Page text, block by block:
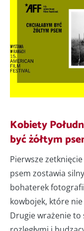
Kobiety
być żółtym
Pierwsze
psem zostawia
bohaterek
kowbojek, które
Drugie wrażenie